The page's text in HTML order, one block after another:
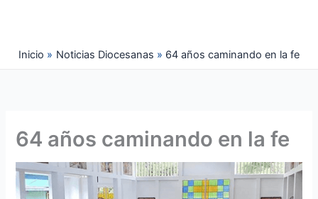
Inicio
Noticias Diocesanas 64 años caminando en la fe
64 años caminando en la fe